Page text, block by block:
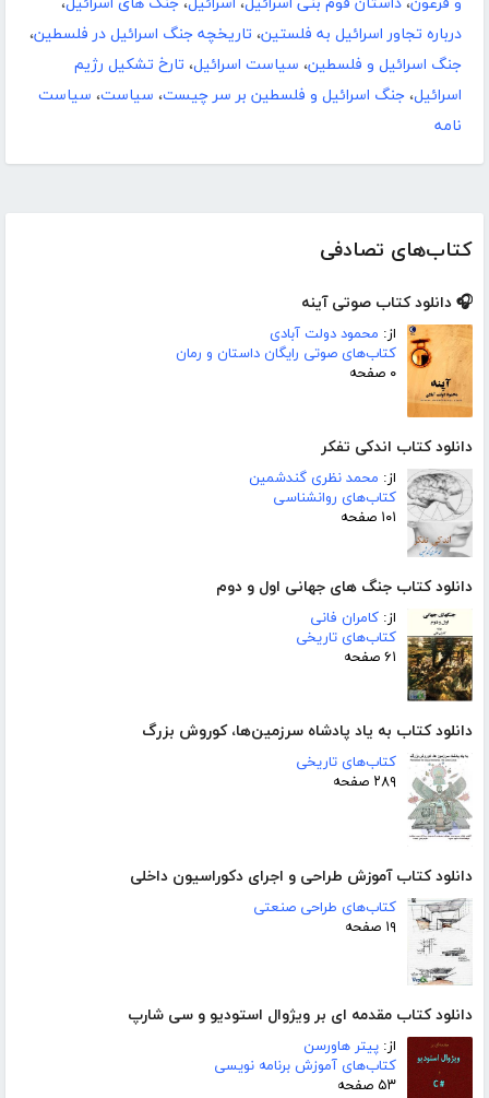
کتاب‌های تصادفی
🎧 دانلود کتاب صوتی آینه
از: محمود دولت آبادی
کتاب‌های صوتی رایگان داستان و رمان
۰ صفحه
دانلود کتاب اندکی تفکر
از: محمد نظری گندشمین
کتاب‌های روانشناسی
۱۰۱ صفحه
دانلود کتاب جنگ های جهانی اول و دوم
از: کامران فانی
کتاب‌های تاریخی
۶۱ صفحه
دانلود کتاب به یاد پادشاه سرزمین‌ها، کوروش بزرگ
کتاب‌های تاریخی
۲۸۹ صفحه
دانلود کتاب آموزش طراحی و اجرای دکوراسیون داخلی
کتاب‌های طراحی صنعتی
۱۹ صفحه
دانلود کتاب مقدمه ای بر ویژوال استودیو و سی شارپ
از: پیتر هاورسن
کتاب‌های آموزش برنامه نویسی
۵۳ صفحه
درباره تجاور اسرائیل به فلستین، تاریخچه جنگ اسرائیل در فلسطین،
جنگ اسرائیل و فلسطین، سیاست اسرائیل، تارخ تشکیل رژیم
اسرائیل، جنگ اسرائیل و فلسطین بر سر چیست، سیاست، سیاست
نامه